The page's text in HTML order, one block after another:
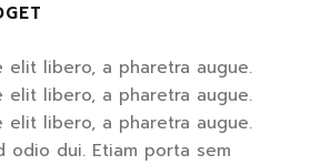
elit libero, a pharetra augue.
elit libero, a pharetra augue.
elit libero, a pharetra augue.
odio dui. Etiam porta sem